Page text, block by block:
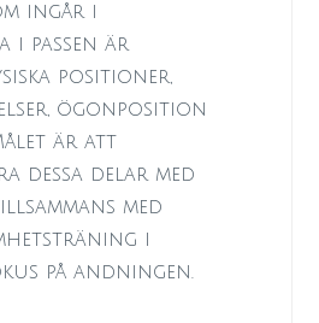
ingår i
i passen är
positioner,
ögonposition
är att
dessa delar med
med
i
på andningen.